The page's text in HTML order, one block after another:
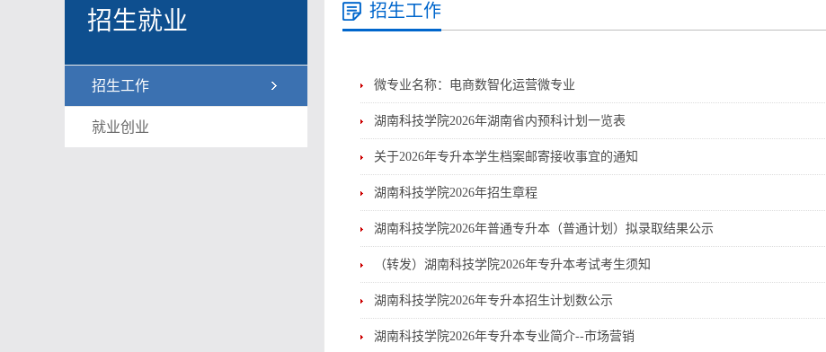
招生就业
招生工作
就业创业
招生工作
微专业名称：电商数智化运营微专业
湖南科技学院2026年湖南省内预科计划一览表
关于2026年专升本学生档案邮寄接收事宜的通知
湖南科技学院2026年招生章程
湖南科技学院2026年普通专升本（普通计划）拟录取结果公示
（转发）湖南科技学院2026年专升本考试考生须知
湖南科技学院2026年专升本招生计划数公示
湖南科技学院2026年专升本专业简介--市场营销